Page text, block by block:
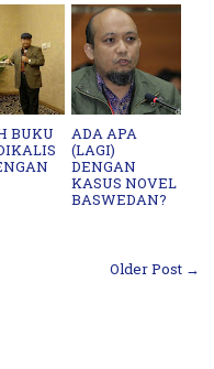
BUKU
ADA APA
(LAGI)
DENGAN
KASUS NOVEL
BASWEDAN?
Older Post →